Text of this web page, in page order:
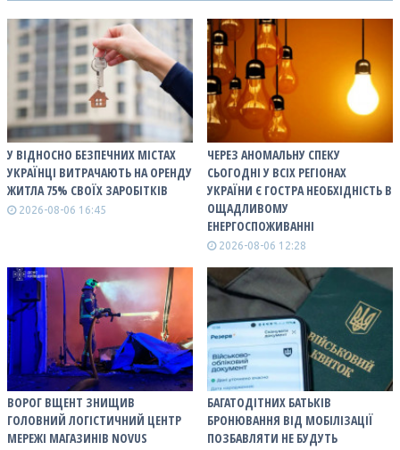
У ВІДНОСНО БЕЗПЕЧНИХ МІСТАХ
УКРАЇНЦІ ВИТРАЧАЮТЬ НА ОРЕНДУ
ЖИТЛА 75% СВОЇХ ЗАРОБІТКІВ
2026-08-06 16:45
ЧЕРЕЗ АНОМАЛЬНУ СПЕКУ
СЬОГОДНІ У ВСІХ РЕГІОНАХ
УКРАЇНИ Є ГОСТРА НЕОБХІДНІСТЬ В
ОЩАДЛИВОМУ
ЕНЕРГОСПОЖИВАННІ
2026-08-06 12:28
ВОРОГ ВЩЕНТ ЗНИЩИВ
ГОЛОВНИЙ ЛОГІСТИЧНИЙ ЦЕНТР
МЕРЕЖІ МАГАЗИНІВ NOVUS
БАГАТОДІТНИХ БАТЬКІВ
БРОНЮВАННЯ ВІД МОБІЛІЗАЦІЇ
ПОЗБАВЛЯТИ НЕ БУДУТЬ